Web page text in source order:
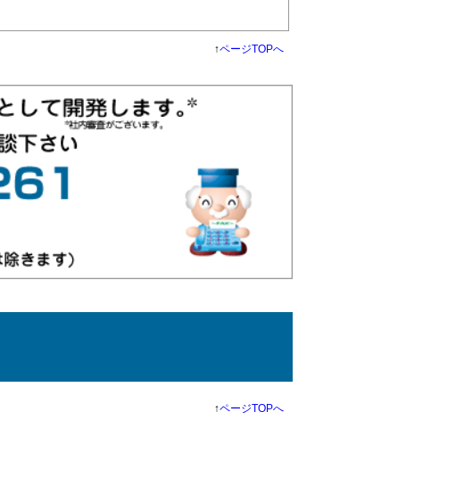
↑ページTOPへ
↑ページTOPへ